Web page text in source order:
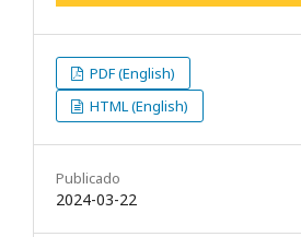
PDF (English)
HTML (English)
Publicado
2024-03-22